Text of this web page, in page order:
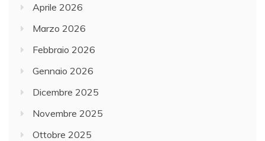
Aprile 2026
Marzo 2026
Febbraio 2026
Gennaio 2026
Dicembre 2025
Novembre 2025
Ottobre 2025